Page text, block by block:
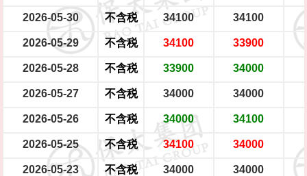
2026-05-30 不含税 34100 34100
2026-05-29 不含税 34100 33900
2026-05-28 不含税 33900 34000
2026-05-27 不含税 34000 34000
2026-05-26 不含税 34000 34100
2026-05-25 不含税 34100 34000
2026-05-23 不含税 34000 34000